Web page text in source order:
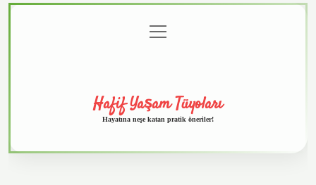
menüyü
aç
Hafif Yaşam Tüyoları
Hayatına neşe katan pratik öneriler!